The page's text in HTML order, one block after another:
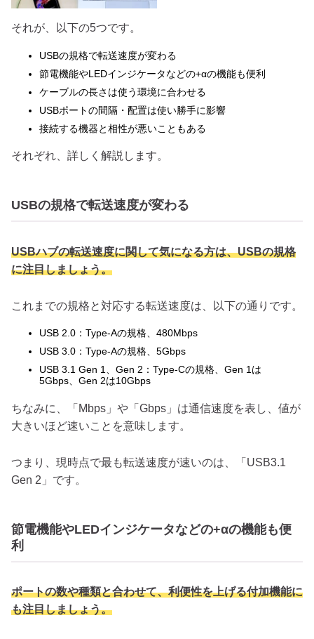
それが、以下の5つです。
USBの規格で転送速度が変わる
節電機能やLEDインジケータなどの+αの機能も便利
ケーブルの長さは使う環境に合わせる
USBポートの間隔・配置は使い勝手に影響
接続する機器と相性が悪いこともある
それぞれ、詳しく解説します。
USBの規格で転送速度が変わる
USBハブの転送速度に関して気になる方は、USBの規格
に注目しましょう。
これまでの規格と対応する転送速度は、以下の通りです。
USB 2.0：Type-Aの規格、480Mbps
USB 3.0：Type-Aの規格、5Gbps
USB 3.1 Gen 1、Gen 2：Type-Cの規格、Gen 1は
5Gbps、Gen 2は10Gbps
ちなみに、「Mbps」や「Gbps」は通信速度を表し、値が
大きいほど速いことを意味します。
つまり、現時点で最も転送速度が速いのは、「USB3.1
Gen 2」です。
節電機能やLEDインジケータなどの+αの機能も便
利
ポートの数や種類と合わせて、利便性を上げる付加機能に
も注目しましょう。